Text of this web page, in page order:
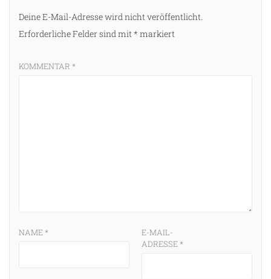
Deine E-Mail-Adresse wird nicht veröffentlicht.
Erforderliche Felder sind mit * markiert
KOMMENTAR *
NAME*
E-MAIL-
ADRESSE*